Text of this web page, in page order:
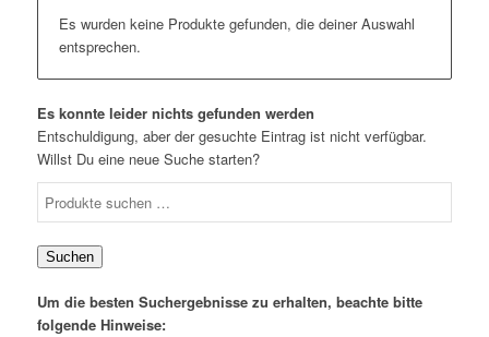
Es wurden keine Produkte gefunden, die deiner Auswahl
entsprechen.
Es konnte leider nichts gefunden werden
Entschuldigung, aber der gesuchte Eintrag ist nicht verfügbar.
Willst Du eine neue Suche starten?
Suchen
Um die besten Suchergebnisse zu erhalten, beachte bitte
folgende Hinweise: